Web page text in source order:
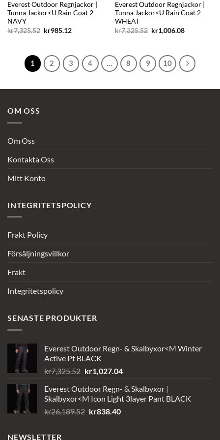
Everest Outdoor Regnjackor |
Tunna Jackor<U Rain Coat 2
NAVY
kr7,325.52 Det
kr7,325.52.
kr985.12Det
kr985.12.
Everest Outdoor Regnjackor |
Tunna Jackor<U Rain Coat 2
WHEAT
kr7,325.52 Det
ursprungliga
kr7,325.52.
kr1,006.08Det
kr1,006.08.
1 2 3 4 … 8 9 10
OM OSS
Om Oss
Kontakta Oss
Mitt Konto
INTEGRITETSPOLICY
Frakt Policy
Försäljningsvillkor
Frakt
Integritetspolicy
SENASTE PRODUKTER
Everest Outdoor Regn- & Skalbyxor<M Winter
Active Pt BLACK
kr7,325.52 Det
priset
var:
kr7,325.52.
kr1,027.04Det
priset
är:
Everest Outdoor Regn- & Skalbyxor |
Skalbyxor<M Icon Light 3layer Pant BLACK
kr26,189.52 Det
kr838.40Det
NEWSLETTER